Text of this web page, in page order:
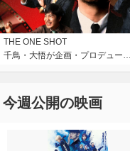
THE ONE SHOT
千鳥・大悟が企画・プロデュー…
今週公開の映画